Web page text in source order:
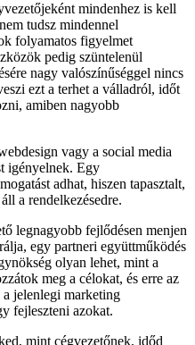
mindenhez is kell
tudsz mindennel
folyamatos figyelmet
pedig szüntelenül
nagy valószínűséggel nincs
ezt a terhet a válladról, időt
amiben nagyobb
vagy a social media
igényelnek. Egy
adhat, hiszen tapasztalt,
a rendelkezésedre.
legnagyobb fejlődésen menjen
egy partneri együttműködés
olyan lehet, mint a
meg a célokat, és erre az
jelenlegi marketing
fejleszteni azokat.
mint cégvezetőnek, időd